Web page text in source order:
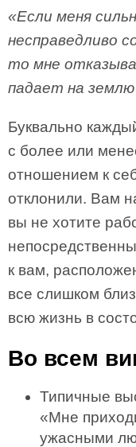
«Если меня
несправедливо
то мне
падает на землю
Буквально
с более или
отношением к
отклонили. Вам
вы не хотите
к вам,
все слишком
всю жизнь в
Во всем
Типичные
«Мне
ужасными